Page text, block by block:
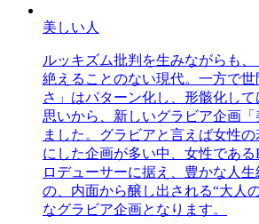
美しい人
ルッキズム批判を生みながらも
絶えることのない現代。一方で
さ」はパターン化し、形骸化し
思いから、新しいグラビア企画
ました。グラビアと言えば女性
にした企画が多い中、女性である
ロデューサーに据え、豊かな人
の、内面から醸し出される“大人
なグラビア企画となります。